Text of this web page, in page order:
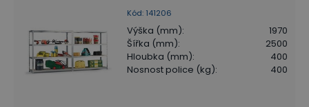
Kód: 141206
Výška (mm):
1970
Šířka (mm):
2500
Hloubka (mm):
400
Nosnost police (kg): 400